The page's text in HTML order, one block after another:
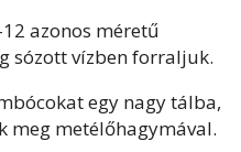
azonos méretű
sózott vízben forraljuk.
egy nagy tálba,
meg metélőhagymával.